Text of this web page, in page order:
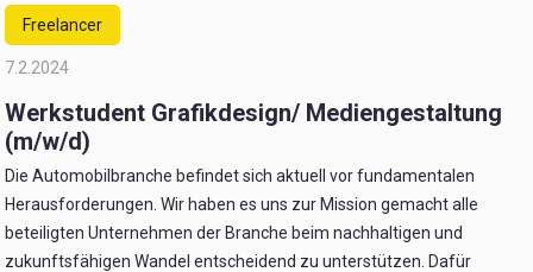
Freelancer
7.2.2024
Werkstudent Grafikdesign/ Mediengestaltung
(m/w/d)
Die Automobilbranche befindet sich aktuell vor fundamentalen
Herausforderungen. Wir haben es uns zur Mission gemacht alle
beteiligten Unternehmen der Branche beim nachhaltigen und
zukunftsfähigen Wandel entscheidend zu unterstützen. Dafür